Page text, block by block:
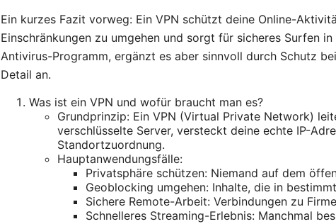
Ein kurzes Fazit vorweg: Ein VPN schützt deine Online-
Einschränkungen zu umgehen und sorgt für sicheres Surfen
Antivirus-Programm, ergänzt es aber sinnvoll durch Schutz
Detail an.
Was ist ein VPN und wofür braucht man es?
Grundprinzip: Ein VPN (Virtual Private Network)
verschlüsselte Server, versteckt deine echte IP-
Standortzuordnung.
Hauptanwendungsfälle:
Privatsphäre schützen: Niemand auf dem
Geoblocking umgehen: Inhalte, die in
Sichere Remote-Arbeit: Verbindungen zu
Schnelleres Streaming-Erlebnis: Manchmal